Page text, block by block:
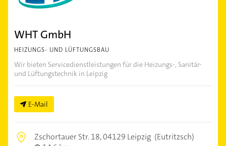
WHT GmbH
HEIZUNGS- UND LÜFTUNGSBAU
Wir bieten Servicedienstleistungen für die Heizungs-, Sanitär-
und Lüftungstechnik in Leipzig
E-Mail
Zschortauer Str. 18,04129 Leipzig (Eutritzsch)